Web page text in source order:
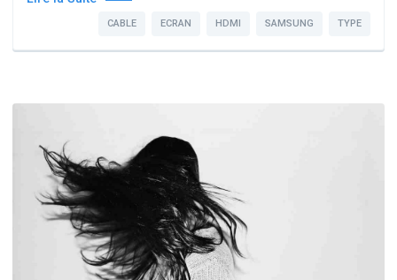
CABLE ECRAN HDMI SAMSUNG TYPE